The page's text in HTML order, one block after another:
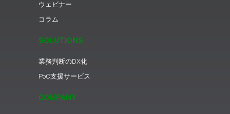
ウェビナー
コラム
SOLUTIONS
業務判断のDX化
PoC支援サービス
COMPANY